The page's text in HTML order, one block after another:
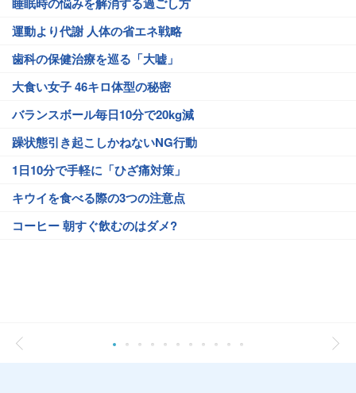
運動より代謝 人体の省エネ戦略
歯科の保健治療を巡る「大嘘」
大食い女子 46キロ体型の秘密
バランスボール毎日10分で20kg減
躁状態引き起こしかねないNG行動
1日10分で手軽に「ひざ痛対策」
キウイを食べる際の3つの注意点
コーヒー 朝すぐ飲むのはダメ?